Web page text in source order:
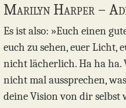
Marilyn Harper –
Es ist also: »Euch einen
euch zu sehen, euer Licht,
nicht lächerlich. Ha ha ha.
nicht mal aussprechen,
deine Vision von dir selbst